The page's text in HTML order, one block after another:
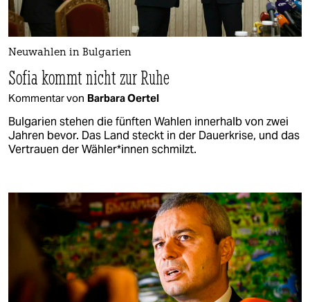
Neuwahlen in Bulgarien
Sofia kommt nicht zur Ruhe
Kommentar von Barbara Oertel
Bulgarien stehen die fünften Wahlen innerhalb von zwei
Jahren bevor. Das Land steckt in der Dauerkrise, und das
Vertrauen der Wäh­le­r*in­nen schmilzt.